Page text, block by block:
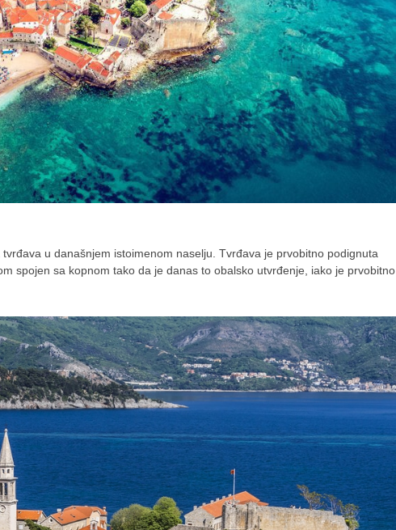
u današnjem istoimenom naselju. Tvrđava je prvobitno podignuta
spojen sa kopnom tako da je danas to obalsko utvrđenje, iako je prvobitno